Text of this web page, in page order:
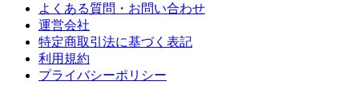
よくある質問・お問い合わせ
運営会社
特定商取引法に基づく表記
利用規約
プライバシーポリシー